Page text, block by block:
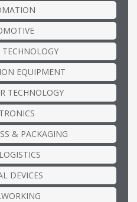
TECHNOLOGY
EQUIPMENT
TECHNOLOGY
& PACKAGING
DEVICES